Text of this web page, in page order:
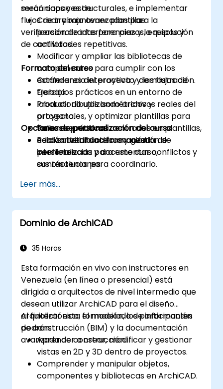
mecánicos y estructurales, e implementar
flujos de trabajo avanzados para la
verificación de interferencias y la resolución
de conflictos.
serán capaces de:
Crear y mantener plantillas
personalizadas para piezas, equipos y
actividades repetitivas.
Modificar y ampliar las bibliotecas de
componentes para cumplir con los
estándares del proyecto y los flujos de
trabajo.
Producir dibujos isométricos y
ortogonales, y optimizar plantillas para
tareas repetitivas.
Realizar verificación avanzada de
interferencias y documentar conflictos y
sus resoluciones.
Formato del curso
Conferencia interactiva y demostración.
Ejercicios prácticos en un entorno de
laboratorio utilizando archivos reales del
proyecto.
Talleres prácticos centrados en plantillas,
edición de bibliotecas y gestión de
conflictos.
Opciones de personalización del curso
Para solicitar una formación
personalizada para este curso,
contáctenos para coordinarlo.
Leer más...
Dominio de ArchiCAD
35 Horas
Esta formación en vivo con instructores en
Venezuela (en línea o presencial) está
dirigida a arquitectos de nivel intermedio que
desean utilizar ArchiCAD para el diseño
arquitectónico, el modelado de información
de construcción (BIM) y la documentación
avanzada de construcción.
Al finalizar esta formación, los participantes
podrán:
Aprender a crear, modificar y gestionar
vistas en 2D y 3D dentro de proyectos.
Comprender y manipular objetos,
componentes y bibliotecas en ArchiCAD.